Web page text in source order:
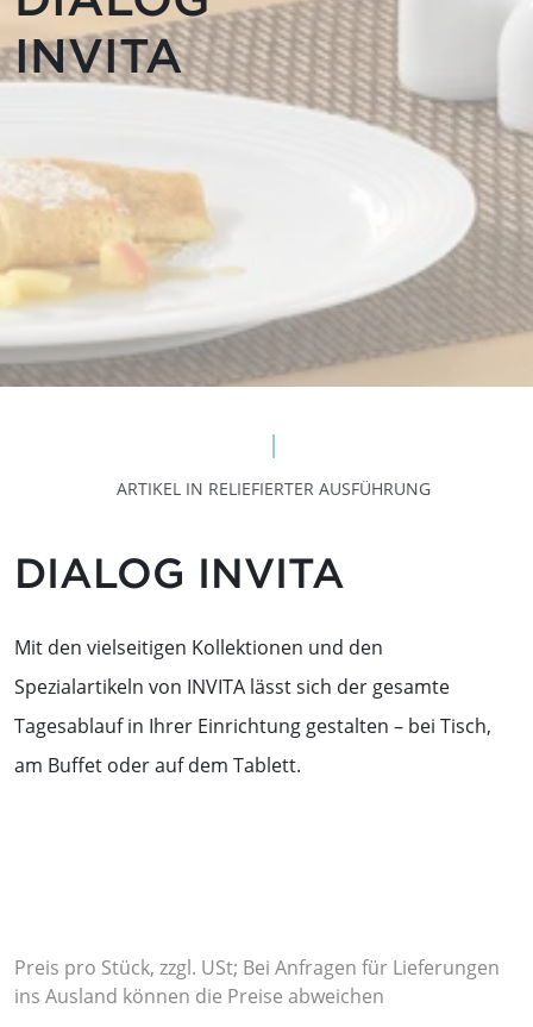
INVITA
ARTIKEL IN RELIEFIERTER AUSFÜHRUNG
DIALOG INVITA
Mit den vielseitigen Kollektionen und den
Spezialartikeln von INVITA lässt sich der gesamte
Tagesablauf in Ihrer Einrichtung gestalten – bei Tisch,
am Buffet oder auf dem Tablett.
Preis pro Stück, zzgl. USt; Bei Anfragen für Lieferungen
ins Ausland können die Preise abweichen